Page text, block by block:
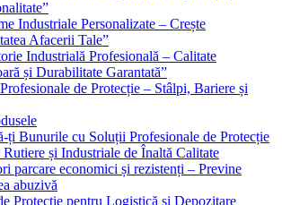
Industriale Personalizate – Crește
Afacerii Tale”
Industrială Profesională – Calitate
și Durabilitate Garantată”
de Protecție – Stâlpi, Bariere și
ți Bunurile cu Soluții Profesionale de Protecție
Rutiere și Industriale de Înaltă Calitate
parcare economici și rezistenți – Previne
abuzivă
Protecție pentru Logistică și Depozitare